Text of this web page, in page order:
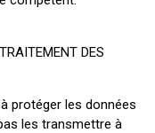
DES
protéger les données
les transmettre à